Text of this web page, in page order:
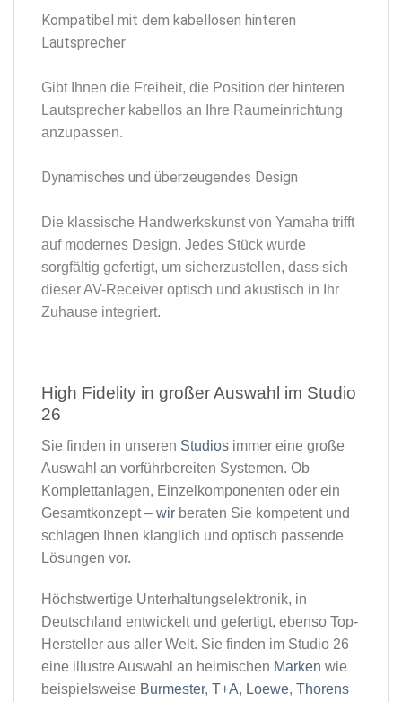
Kompatibel mit dem kabellosen hinteren
Lautsprecher
Gibt Ihnen die Freiheit, die Position der hinteren
Lautsprecher kabellos an Ihre Raumeinrichtung
anzupassen.
Dynamisches und überzeugendes Design
Die klassische Handwerkskunst von Yamaha trifft
auf modernes Design. Jedes Stück wurde
sorgfältig gefertigt, um sicherzustellen, dass sich
dieser AV-Receiver optisch und akustisch in Ihr
Zuhause integriert.
High Fidelity in großer Auswahl im Studio
26​
Sie finden in unseren Studios immer eine große
Auswahl an vorführbereiten Systemen. Ob
Komplettanlagen, Einzelkomponenten oder ein
Gesamtkonzept – wir beraten Sie kompetent und
schlagen Ihnen klanglich und optisch passende
Lösungen vor.
Höchstwertige Unterhaltungselektronik, in
Deutschland entwickelt und gefertigt, ebenso Top-
Hersteller aus aller Welt. Sie finden im Studio 26
eine illustre Auswahl an heimischen Marken wie
beispielsweise Burmester, T+A, Loewe, Thorens